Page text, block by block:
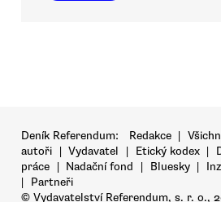
Deník Referendum: Redakce |
autoři | Vydavatel | Etický kodex |
práce | Nadační fond | Bluesky |
|
Partneři
© Vydavatelství Referendum, s. r. o.,